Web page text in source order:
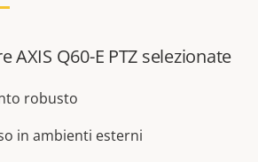
AXIS Q60-E PTZ selezionate
robusto
in ambienti esterni